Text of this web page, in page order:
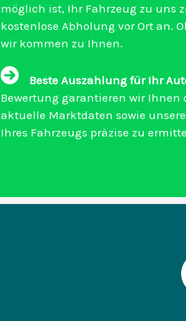
möglich ist, Ihr Fahrzeug zu uns
kostenlose Abholung vor Ort an.
wir kommen zu Ihnen.
Beste Auszahlung für Ihr
Bewertung garantieren wir Ihnen
aktuelle Marktdaten sowie
Ihres Fahrzeugs präzise zu